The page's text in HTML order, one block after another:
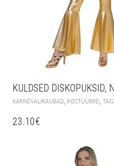
KULDSED DISKOPÜKSID,
KARNEVALIKAUBAD KOSTÜÜMID
23.10€